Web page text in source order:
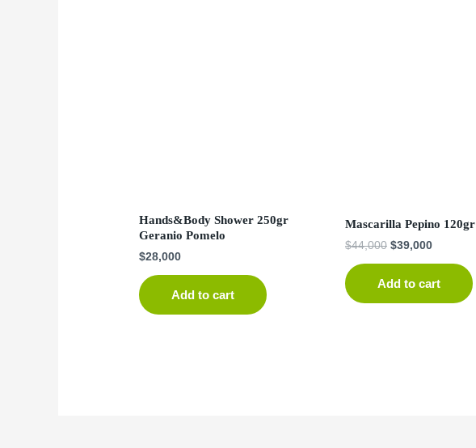
Hands&Body Shower 250gr
Geranio Pomelo
$28,000
Add to cart
Mascarilla Pepino 120gr
$44,000 $39,000
Add to cart